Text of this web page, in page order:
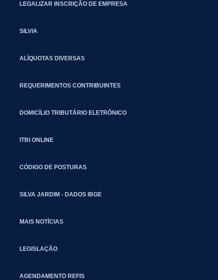
LEGALIZAR INSCRIÇÃO DE EMPRESA
SILVIA
ALÍQUOTAS DIVERSAS
REQUERIMENTOS CONTRIBUINTES
DOMICÍLIO TRIBUTÁRIO ELETRÔNICO
ITBI ONLINE
CÓDIGO DE POSTURAS
SILVA JARDIM - DADOS IBGE
MAIS NOTÍCIAS
LEGISLAÇÃO
AGENDAMENTO REFIS